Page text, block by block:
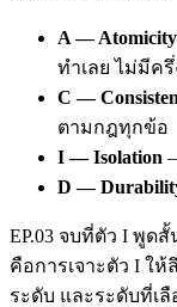
A — Atomicity
ทำเลย ไม่มีครึ่
C —
ตามกฎทุกข้อ
I — Isolation
D —
EP.03 จบที่ตัว I พูด
คือการเจาะตัว I ใ
ระดับ และระดับที่เลื